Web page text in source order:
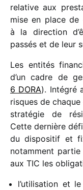
rela­tive aux
mise en place
à la direc­tion
passés et de leur
Les enti­tés
d’un cadre de
6 DORA). Intégré
risques de
stra­té­gie de
Cette dernière
du dispo­si­tif et
notam­ment
aux TIC les
l’utilisation et